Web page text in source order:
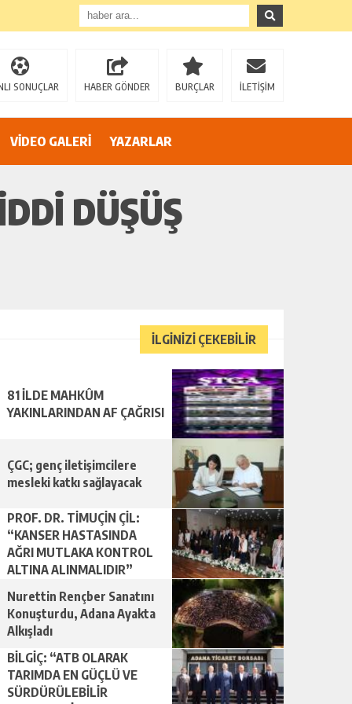
SONUÇLAR HABER GÖNDER BURÇLAR İLETİŞİM
VİDEO GALERİ YAZARLAR
DÜŞÜŞ
İLGİNİZİ ÇEKEBİLİR
81 İLDE MAHKÛM
YAKINLARINDAN AF ÇAĞRISI
ÇGC; genç iletişimcilere
mesleki katkı sağlayacak
PROF. DR. TİMUÇİN ÇİL:
“KANSER HASTASINDA
AĞRI MUTLAKA KONTROL
ALTINA ALINMALIDIR”
Nurettin Rençber Sanatını
Konuşturdu, Adana Ayakta
Alkışladı
BİLGİÇ: “ATB OLARAK
TARIMDA EN GÜÇLÜ VE
SÜRDÜRÜLEBİLİR